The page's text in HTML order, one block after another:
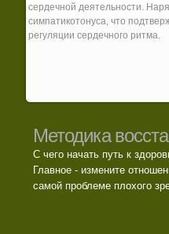
сердечной деятельности.
симпатикотонуса, что
регуляции сердечного ритма.
Методика
С чего начать путь к
Главное - измените
самой проблеме плохого